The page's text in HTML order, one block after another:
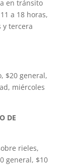
en tránsito
a 18 horas,
y tercera
$20 general,
miércoles
DE
rieles,
general, $10